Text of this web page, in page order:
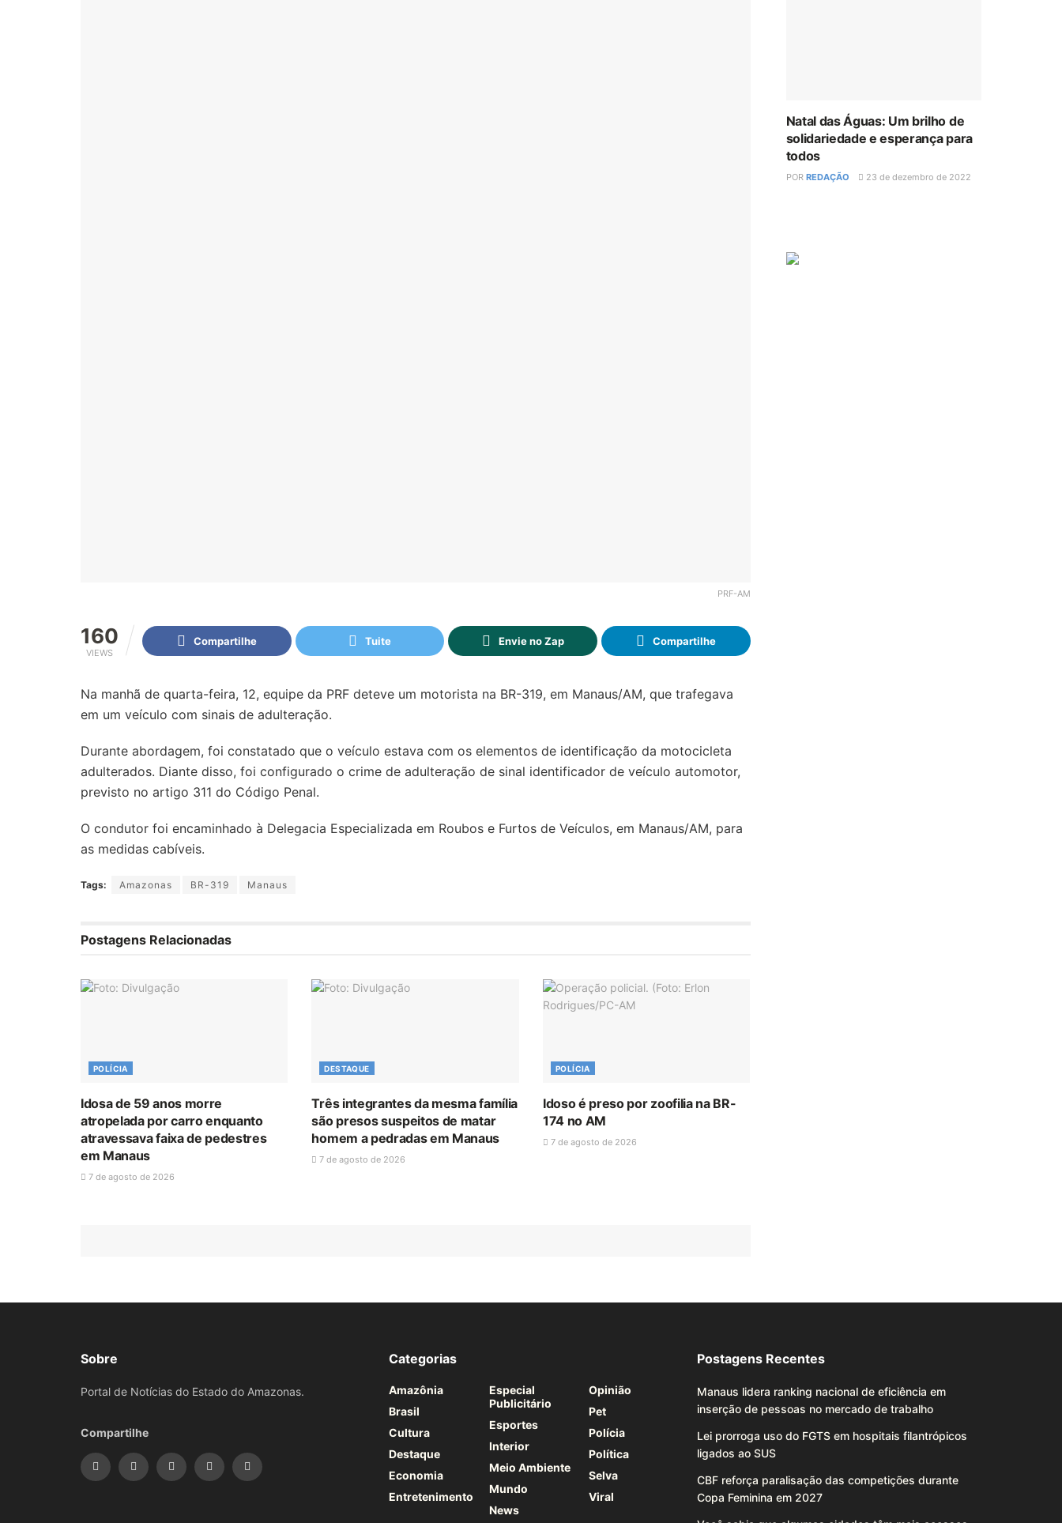
PRF-AM
160
VIEWS
Compartilhe Tuite Envie no Zap Compartilhe
Na manhã de quarta-feira, 12, equipe da PRF deteve um motorista na BR-319, em Manaus/AM, que trafegava
em um veículo com sinais de adulteração.
Durante abordagem, foi constatado que o veículo estava com os elementos de identificação da motocicleta
adulterados. Diante disso, foi configurado o crime de adulteração de sinal identificador de veículo automotor,
previsto no artigo 311 do Código Penal.
O condutor foi encaminhado à Delegacia Especializada em Roubos e Furtos de Veículos, em Manaus/AM, para
as medidas cabíveis.
Tags: Amazonas BR-319 Manaus
Postagens Relacionadas
POLÍCIA
Idosa de 59 anos morre
atropelada por carro enquanto
atravessava faixa de pedestres
em Manaus
7 de agosto de 2026
DESTAQUE
Três integrantes da mesma família
são presos suspeitos de matar
homem a pedradas em Manaus
7 de agosto de 2026
POLÍCIA
Idoso é preso por zoofilia na BR-
174 no AM
7 de agosto de 2026
Natal das Águas: Um brilho de
solidariedade e esperança para
todos
POR REDAÇÃO 23 de dezembro de 2022
Sobre
Portal de Notícias do Estado do Amazonas.
Compartilhe
Categorias
Amazônia
Brasil
Cultura
Destaque
Economia
Entretenimento
Especial
Publicitário
Esportes
Interior
Meio Ambiente
Mundo
News
Opinião
Pet
Polícia
Política
Selva
Viral
Postagens Recentes
Manaus lidera ranking nacional de eficiência em
inserção de pessoas no mercado de trabalho
Lei prorroga uso do FGTS em hospitais filantrópicos
ligados ao SUS
CBF reforça paralisação das competições durante
Copa Feminina em 2027